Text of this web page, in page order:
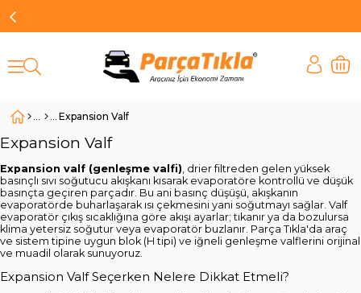
Expansion Valf
Expansion Valf
Expansion valf (genleşme valfi) , drier filtreden gelen yüksek
basınçlı sıvı soğutucu akışkanı kısarak evaporatöre kontrollü ve düşük
basınçta geçiren parçadır. Bu ani basınç düşüşü, akışkanın
evaporatörde buharlaşarak ısı çekmesini yani soğutmayı sağlar. Valf
evaporatör çıkış sıcaklığına göre akışı ayarlar; tıkanır ya da bozulursa
klima yetersiz soğutur veya evaporatör buzlanır. Parça Tıkla'da araç
ve sistem tipine uygun blok (H tipi) ve iğneli genleşme valflerini orijinal
ve muadil olarak sunuyoruz.
Expansion Valf Seçerken Nelere Dikkat Etmeli?